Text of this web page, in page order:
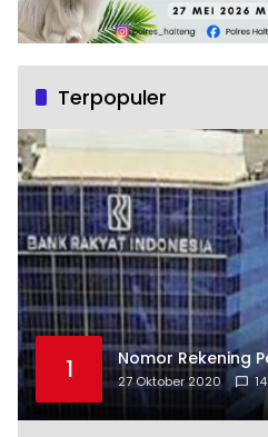
Terpopuler
1 Nomor Rekening
27 Oktober 2020 14